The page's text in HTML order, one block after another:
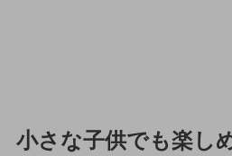
小さな子供でも楽し